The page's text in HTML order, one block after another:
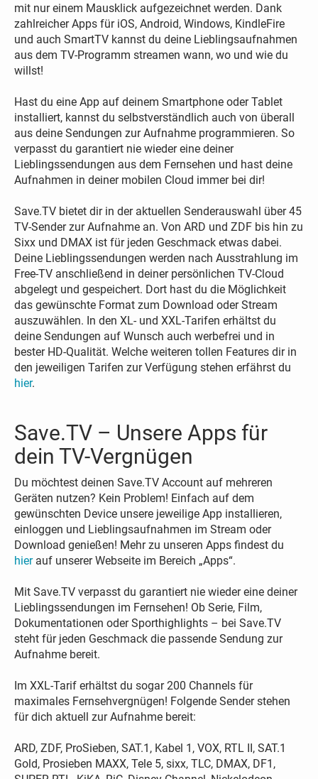
mit nur einem Mausklick aufgezeichnet werden. Dank
zahlreicher Apps für iOS, Android, Windows, KindleFire
und auch SmartTV kannst du deine Lieblingsaufnahmen
aus dem TV-Programm streamen wann, wo und wie du
willst!
Hast du eine App auf deinem Smartphone oder Tablet
installiert, kannst du selbstverständlich auch von überall
aus deine Sendungen zur Aufnahme programmieren. So
verpasst du garantiert nie wieder eine deiner
Lieblingssendungen aus dem Fernsehen und hast deine
Aufnahmen in deiner mobilen Cloud immer bei dir!
Save.TV bietet dir in der aktuellen Senderauswahl über 45
TV-Sender zur Aufnahme an. Von ARD und ZDF bis hin zu
Sixx und DMAX ist für jeden Geschmack etwas dabei.
Deine Lieblingssendungen werden nach Ausstrahlung im
Free-TV anschließend in deiner persönlichen TV-Cloud
abgelegt und gespeichert. Dort hast du die Möglichkeit
das gewünschte Format zum Download oder Stream
auszuwählen. In den XL- und XXL-Tarifen erhältst du
deine Sendungen auf Wunsch auch werbefrei und in
bester HD-Qualität. Welche weiteren tollen Features dir in
den jeweiligen Tarifen zur Verfügung stehen erfährst du
hier.
Save.TV – Unsere Apps für
dein TV-Vergnügen
Du möchtest deinen Save.TV Account auf mehreren
Geräten nutzen? Kein Problem! Einfach auf dem
gewünschten Device unsere jeweilige App installieren,
einloggen und Lieblingsaufnahmen im Stream oder
Download genießen! Mehr zu unseren Apps findest du
hierauf unserer Webseite im Bereich „Apps“.
Mit Save.TV verpasst du garantiert nie wieder eine deiner
Lieblingssendungen im Fernsehen! Ob Serie, Film,
Dokumentationen oder Sporthighlights – bei Save.TV
steht für jeden Geschmack die passende Sendung zur
Aufnahme bereit.
Im XXL-Tarif erhältst du sogar 200 Channels für
maximales Fernsehvergnügen! Folgende Sender stehen
für dich aktuell zur Aufnahme bereit:
ARD, ZDF, ProSieben, SAT.1, Kabel 1, VOX, RTL II, SAT.1
Gold, Prosieben MAXX, Tele 5, sixx, TLC, DMAX, DF1,